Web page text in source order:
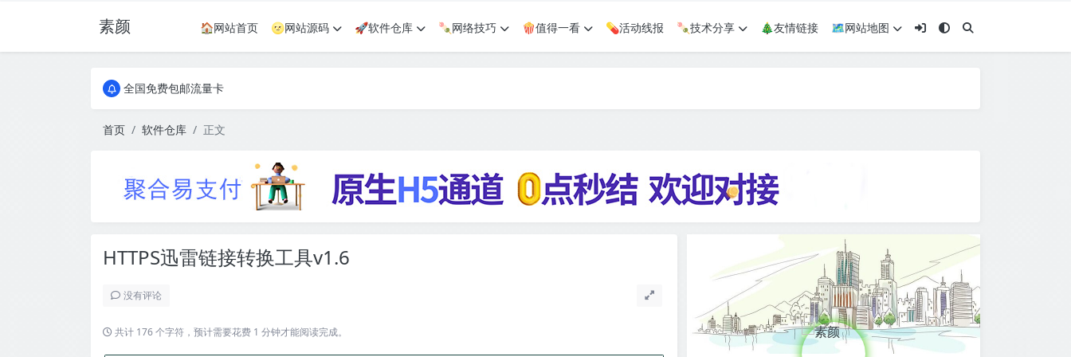
素颜 🏠网站首页 🌝网站源码 🚀软件仓库 🍡网络技巧 🍿值得一看 💊活动线报 🍡技术分享 🎄友情链接 🗺网站地图
全国免费包邮流量卡
实惠服务器
实惠服务器
首页 软件仓库 正文
HTTPS迅雷链接转换工具v1.6
没有评论
共计 176 个字符，预计需要花费 1 分钟才能阅读完成。